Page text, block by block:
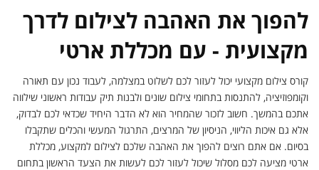
להפוך את האהבה לצילום לדרך
מקצועית - עם מכללת ארטי
קורס צילום מקצועי יכול לעזור לכם לשלוט במצלמה, לעבוד נכון עם תאורה
וקומפוזיציה, להתנסות בתחומי צילום שונים ולבנות תיק עבודות ראשוני שילווה
אתכם בהמשך. חשוב לזכור שהמחיר הוא לא הדבר היחיד שכדאי לכם לבדוק,
אלא גם איכות הליווי, הניסיון של המרצים, התרגול המעשי והכלים שתקבלו
בסיום. אם אתם רוצים להפוך את האהבה שלכם לצילום למקצוע, מכללת
ארטי מציעה לכם מסלול שיכול לעזור לכם לעשות את הצעד הראשון בתחום